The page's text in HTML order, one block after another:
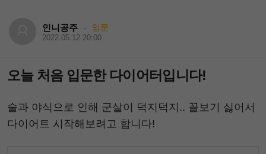
인니공주 · 입문
2022.05.12 20:00
오늘 처음 입문한 다이어터입니다!
술과 야식으로 인해 군살이 덕지덕지.. 꼴보기 싫어서
다이어트 시작해보려고 합니다!